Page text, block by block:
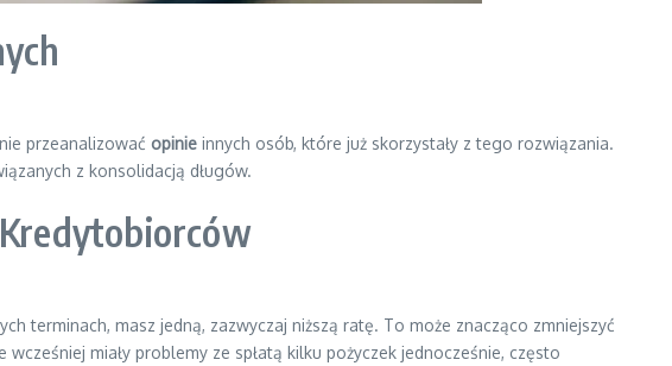
przeanalizować opinie innych osób, które już skorzystały z tego rozwiązania.
z konsolidacją długów.
terminach, masz jedną, zazwyczaj niższą ratę. To może znacząco zmniejszyć
miały problemy ze spłatą kilku pożyczek jednocześnie, często